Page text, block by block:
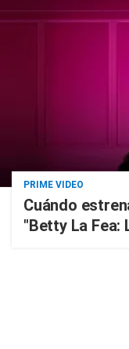
PRIME VIDEO
Cuándo
"Betty La Fea: